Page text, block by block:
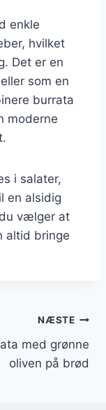
enkle
hvilket
Det er en
som en
burrata
moderne
i salater,
en alsidig
vælger at
altid bringe
NÆSTE
med grønne
oliven på brød